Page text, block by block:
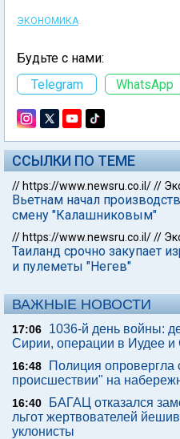
ЭКОНОМИКА
Будьте с нами:
Telegram
WhatsApp
ССЫЛКИ ПО ТЕМЕ
// https://www.newsru.co.il///
Вьетнам начал
смену "Калашниковым"
// https://www.newsru.co.il///
Таиланд срочно закупает
и пулеметы "Негев"
ВАЖНЫЕ НОВОСТИ
17:06
1036-й день войны:
Сирии, операции в Иудее
16:48
Полиция опровергла
происшествии" на
16:40
БАГАЦ отказался
льгот жертвователей
уклонисты